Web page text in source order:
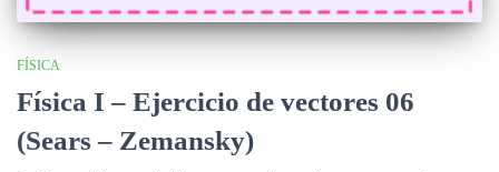
FÍSICA
Física I – Ejercicio de vectores 06
(Sears – Zemansky)